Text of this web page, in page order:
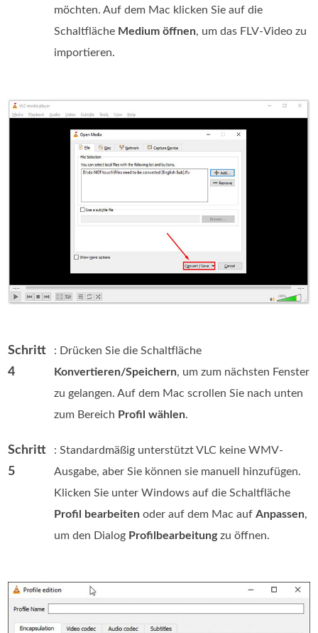
möchten. Auf dem Mac klicken Sie auf die
Schaltfläche Medium öffnen, um das FLV-Video zu
importieren.
Schritt
4
: Drücken Sie die Schaltfläche
Konvertieren/Speichern, um zum nächsten Fenster
zu gelangen. Auf dem Mac scrollen Sie nach unten
zum Bereich Profil wählen.
Schritt
5
: Standardmäßig unterstützt VLC keine WMV-
Ausgabe, aber Sie können sie manuell hinzufügen.
Klicken Sie unter Windows auf die Schaltfläche
Profil bearbeiten oder auf dem Mac aufAnpassen,
um den Dialog Profilbearbeitungzu öffnen.